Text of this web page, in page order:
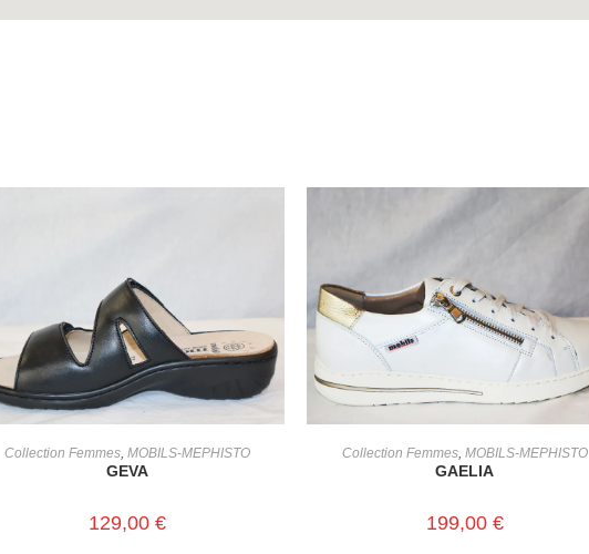
CHOIX DES OPTIONS
Collection Femmes, MOBILS-MEPHISTO
GEVA
129,00 €
CHOIX DES OPTIONS
Collection Femmes, MOBILS-MEPHISTO
GAELIA
199,00 €